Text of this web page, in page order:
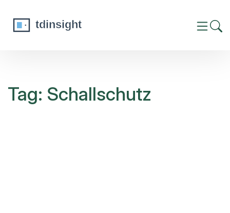
Tag: Schallschutz